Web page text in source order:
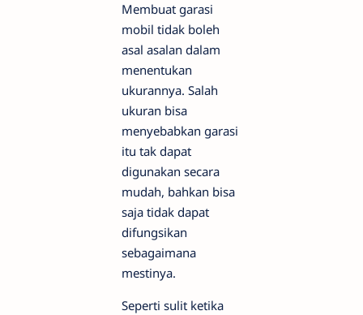
Membuat garasi
mobil tidak boleh
asal asalan dalam
menentukan
ukurannya. Salah
ukuran bisa
menyebabkan garasi
itu tak dapat
digunakan secara
mudah, bahkan bisa
saja tidak dapat
difungsikan
sebagaimana
mestinya.
Seperti sulit ketika